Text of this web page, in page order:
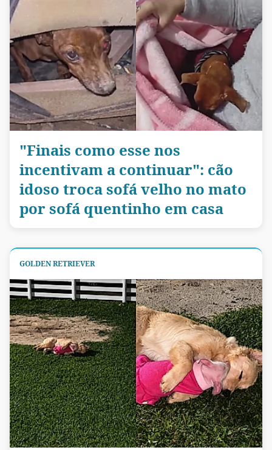
"Finais como esse nos
incentivam a continuar": cão
idoso troca sofá velho no mato
por sofá quentinho em casa
GOLDEN RETRIEVER